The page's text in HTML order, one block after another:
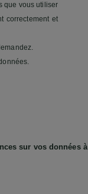
que vous utiliser
correctement et
sur vos données à